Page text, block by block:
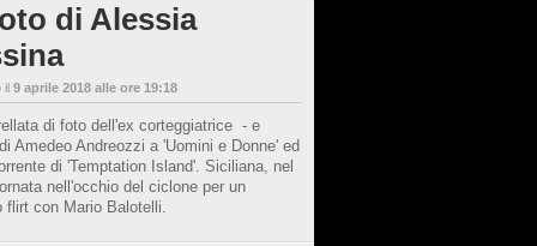
di Alessia
il 9 aprile 2018 alle ore 19:18
di foto dell'ex corteggiatrice - e
Amedeo Andreozzi a 'Uomini e Donne' ed
di 'Temptation Island'. Siciliana, nel
nell'occhio del ciclone per un
flirt con Mario Balotelli.